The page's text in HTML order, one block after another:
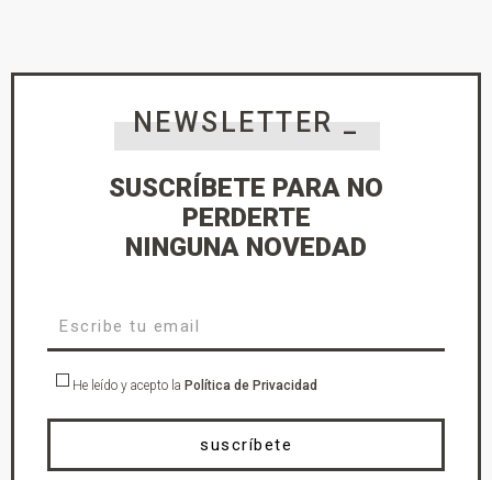
NEWSLETTER _
SUSCRÍBETE PARA NO
PERDERTE
NINGUNA NOVEDAD
He leído y acepto la Política de Privacidad
suscríbete